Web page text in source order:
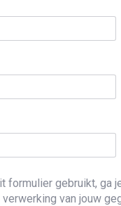
formulier gebruikt, ga
van jouw